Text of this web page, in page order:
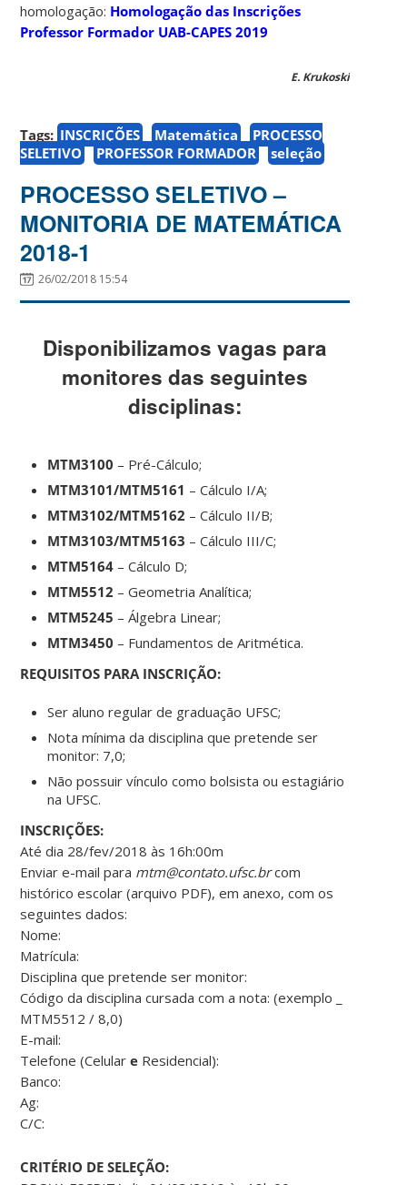
homologação: Homologação das Inscrições
Professor Formador UAB-CAPES 2019
E. Krukoski
Tags: INSCRIÇÕES Matemática
PROCESSO
SELETIVO
PROFESSOR FORMADOR seleção
PROCESSO SELETIVO –
MONITORIA DE MATEMÁTICA
2018-1
26/02/2018 15:54
Disponibilizamos vagas para
monitores das seguintes
disciplinas:
MTM3100 – Pré-Cálculo;
MTM3101/MTM5161 – Cálculo I/A;
MTM3102/MTM5162 – Cálculo II/B;
MTM3103/MTM5163 – Cálculo III/C;
MTM5164 – Cálculo D;
MTM5512 – Geometria Analítica;
MTM5245 – Álgebra Linear;
MTM3450 – Fundamentos de Aritmética.
REQUISITOS PARA INSCRIÇÃO:
Ser aluno regular de graduação UFSC;
Nota mínima da disciplina que pretende ser
monitor: 7,0;
Não possuir vínculo como bolsista ou estagiário
na UFSC.
INSCRIÇÕES:
Até dia 28/fev/2018 às 16h:00m
Enviar e-mail para mtm@contato.ufsc.brcom
histórico escolar (arquivo PDF), em anexo, com os
seguintes dados:
Nome:
Matrícula:
Disciplina que pretende ser monitor:
Código da disciplina cursada com a nota: (exemplo _
MTM5512 / 8,0)
E-mail:
Telefone (Celulare Residencial):
Banco:
Ag:
C/C:
CRITÉRIO DE SELEÇÃO: